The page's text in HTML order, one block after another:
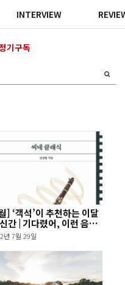
기구독
INTERVIEW
] ‘객석’이 추천하는 이달
간 | 기다렸어, 이런 음악
외
년 7월 29일